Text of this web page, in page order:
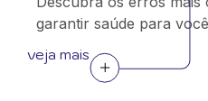
garantir saúde para
veja mais